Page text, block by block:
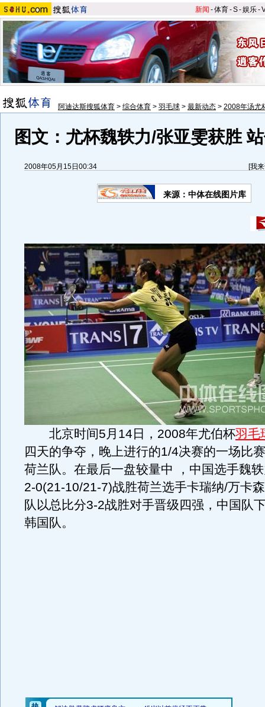
新闻 -体育-S-娱乐-
阿迪达斯搜狐体育 > 综合体育 > 羽毛球 > 最新动态 > 2008年汤尤
图文：尤杯魏轶力/张亚雯获胜
2008年05月15日00:34 [我
来源：中体在线图片库
北京时间5月14日，2008年尤伯杯羽毛
四天的争夺，晚上进行的1/4决赛的一场比
荷兰队。在最后一盘较量中 ，中国选手魏
2-0(21-10/21-7)战胜荷兰选手卡瑞纳/万卡
队以总比分3-2战胜对手晋级四强，中国队
韩国队。